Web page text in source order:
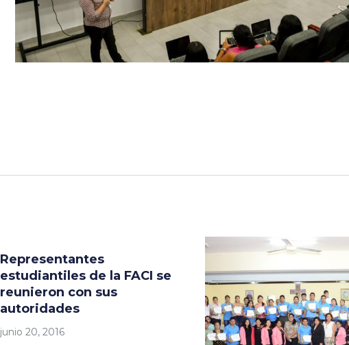
Representantes
estudiantiles de la FACI se
reunieron con sus
autoridades
junio 20, 2016